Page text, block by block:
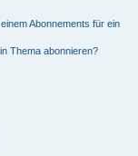
Abonnements für ein
Thema abonnieren?